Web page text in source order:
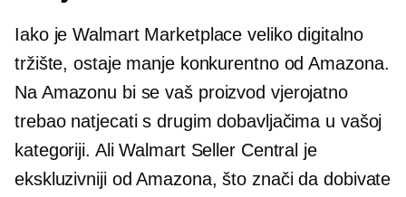
Iako je Walmart Marketplace veliko digitalno
tržište, ostaje manje konkurentno od Amazona.
Na Amazonu bi se vaš proizvod vjerojatno
trebao natjecati s drugim dobavljačima u vašoj
kategoriji. Ali Walmart Seller Central je
ekskluzivniji od Amazona, što znači da dobivate